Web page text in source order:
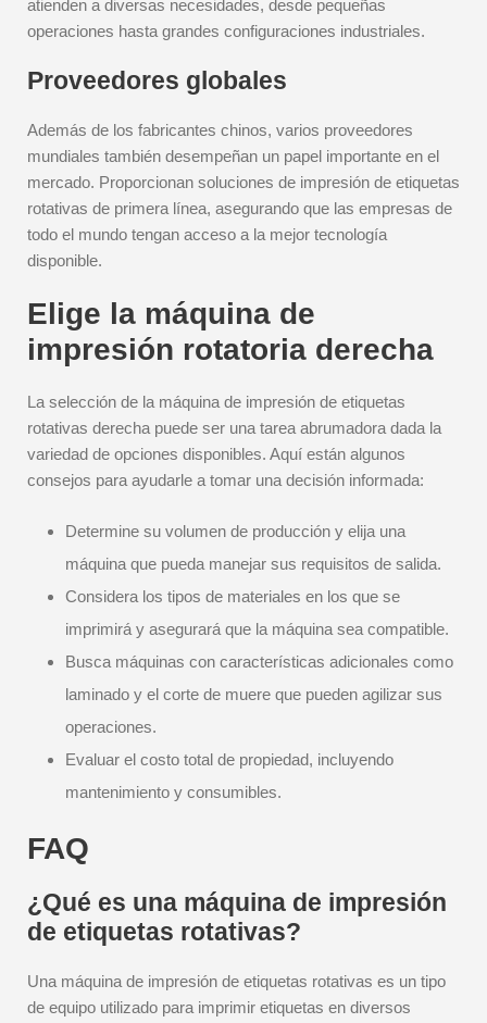
atienden a diversas necesidades, desde pequeñas
operaciones hasta grandes configuraciones industriales.
Proveedores globales
Además de los fabricantes chinos, varios proveedores
mundiales también desempeñan un papel importante en el
mercado. Proporcionan soluciones de impresión de etiquetas
rotativas de primera línea, asegurando que las empresas de
todo el mundo tengan acceso a la mejor tecnología
disponible.
Elige la máquina de
impresión rotatoria derecha
La selección de la máquina de impresión de etiquetas
rotativas derecha puede ser una tarea abrumadora dada la
variedad de opciones disponibles. Aquí están algunos
consejos para ayudarle a tomar una decisión informada:
Determine su volumen de producción y elija una
máquina que pueda manejar sus requisitos de salida.
Considera los tipos de materiales en los que se
imprimirá y asegurará que la máquina sea compatible.
Busca máquinas con características adicionales como
laminado y el corte de muere que pueden agilizar sus
operaciones.
Evaluar el costo total de propiedad, incluyendo
mantenimiento y consumibles.
FAQ
¿Qué es una máquina de impresión
de etiquetas rotativas?
Una máquina de impresión de etiquetas rotativas es un tipo
de equipo utilizado para imprimir etiquetas en diversos